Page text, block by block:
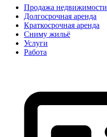
Продажа недвижимости
Долгосрочная аренда
Краткосрочная аренда
Сниму жильё
Услуги
Работа